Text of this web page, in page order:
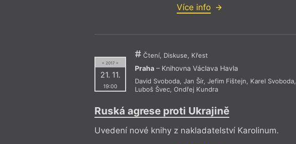
Více info
= 2017 =
21. 11.
19:00
Čtení, Diskuse, Křest
Praha– Knihovna Václava Havla
David Svoboda, Jan Šír, Jefim Fištejn, Karel Svoboda,
Luboš Švec, Ondřej Kundra
Ruská agrese proti Ukrajině
Uvedení nové knihy z nakladatelství Karolinum.